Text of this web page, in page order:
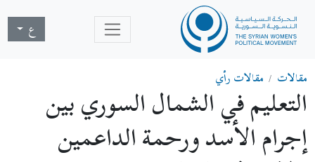
ع
مقالات مقالات رأي
التعليم في الشمال السوري بين
إجرام الأسد ورحمة الداعمين